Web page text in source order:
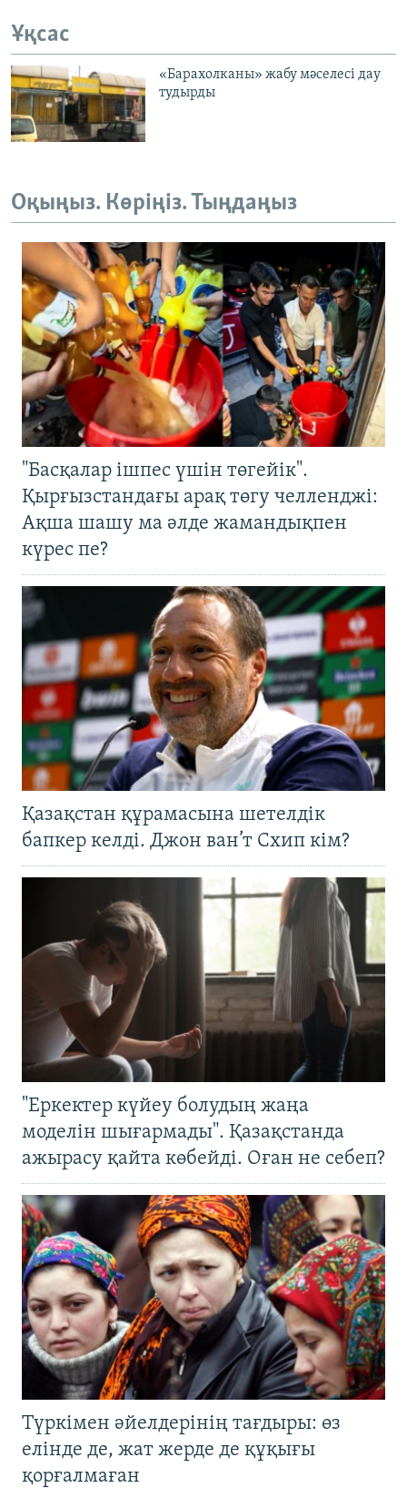
Ұқсас
«Барахолканы» жабу мәселесі дау
тудырды
Оқыңыз. Көріңіз. Тыңдаңыз
"Басқалар ішпес үшін төгейік".
Қырғызстандағы арақ төгу челленджі:
Ақша шашу ма әлде жамандықпен
күрес пе?
Қазақстан құрамасына шетелдік
бапкер келді. Джон ван’т Схип кім?
"Еркектер күйеу болудың жаңа
моделін шығармады". Қазақстанда
ажырасу қайта көбейді. Оған не себеп?
Түркімен әйелдерінің тағдыры: өз
елінде де, жат жерде де құқығы
қорғалмаған